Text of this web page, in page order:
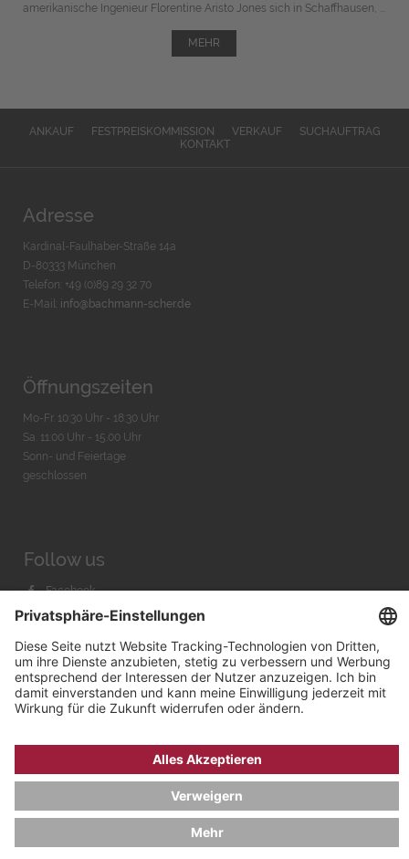
amerikanische Ingenieur Florentine Aristo Jones sich in Schaffhausen, ...
MEHR
ANKAUF FESTPREISKOMMISSION VERKAUF
SUCHAUFTRAG
KONTAKT
Adresse
Kardinal-Faulhaber-Straße 14a
D-80333 München
Telefon: +49 (0)89 29 32 70
E-Mail: info@bachmann-scher.de
Öffnungszeiten
Mo-Fr. 10:30 Uhr - 18:30 Uhr
Sa. 11:00 Uhr - 15.00 Uhr
Sonn- und Feiertage
geschlossen
Follow us
Facebook
Instagram
Bachmann & Scher GmbH / Watchandco GmbH
DATENSCHUTZ IMPRESSUM
VERSANDKOSTEN